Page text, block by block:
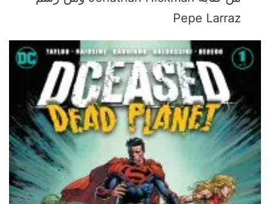
Pepe Larraz